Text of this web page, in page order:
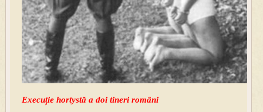
Execuție hortystă a doi tineri români